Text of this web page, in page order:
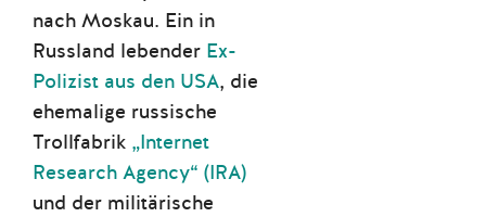
nach Moskau. Ein in
Russland lebender Ex-
Polizist aus den USA, die
ehemalige russische
Trollfabrik „Internet
Research Agency“ (IRA)
und der militärische